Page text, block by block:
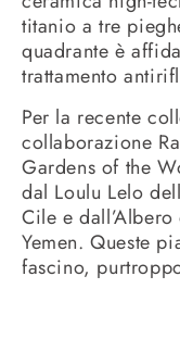
titanio a tre
quadrante è
trattamento
Per la recente
collaborazione
Gardens of the
dal Loulu Lelo
Cile e
Yemen. Queste
fascino,